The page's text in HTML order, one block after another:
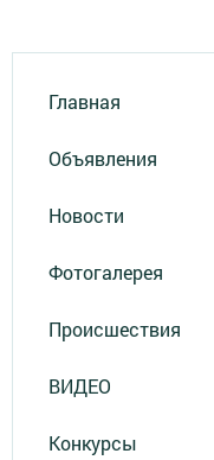
Главная
Объявления
Новости
Фотогалерея
Происшествия
ВИДЕО
Конкурсы